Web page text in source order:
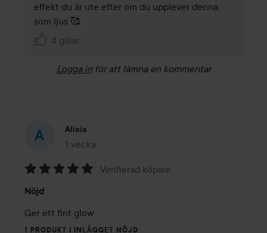
effekt du är ute efter om du upplever denna
som ljus 🥰
4 gillar
Logga in för att lämna en kommentar
Alicia
1 vecka
Inlägget skapades 1 vecka
5
av
5
Verifierad köpare
Nöjd
Ger ett fint glow
1 PRODUKT I INLÄGGET NÖJD